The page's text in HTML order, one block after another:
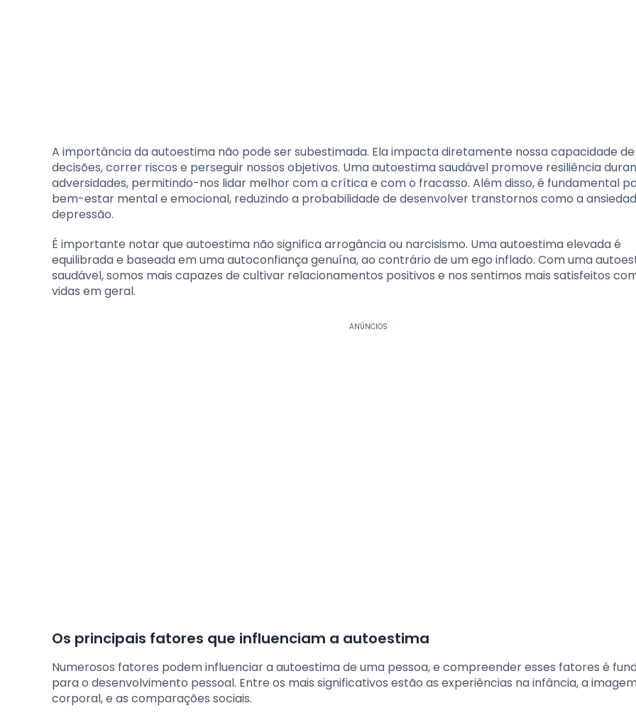
A importância da autoestima não pode ser subestimada. Ela impacta diretamente nossa capacidade
decisões, correr riscos e perseguir nossos objetivos. Uma autoestima saudável promove resiliência
adversidades, permitindo-nos lidar melhor com a crítica e com o fracasso. Além disso, é fundamental
bem-estar mental e emocional, reduzindo a probabilidade de desenvolver transtornos como a
depressão.
É importante notar que autoestima não significa arrogância ou narcisismo. Uma autoestima elevada é
equilibrada e baseada em uma autoconfiança genuína, ao contrário de um ego inflado. Com uma
saudável, somos mais capazes de cultivar relacionamentos positivos e nos sentimos mais satisfeitos
vidas em geral.
ANÚNCIOS
Os principais fatores que influenciam a autoestima
Numerosos fatores podem influenciar a autoestima de uma pessoa, e compreender esses fatores é
para o desenvolvimento pessoal. Entre os mais significativos estão as experiências na infância, a
corporal, e as comparações sociais.